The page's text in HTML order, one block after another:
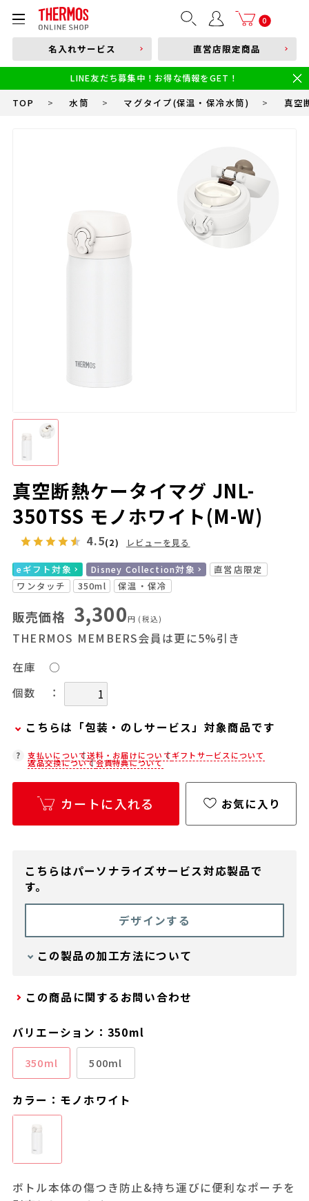
0
部品購入はこちら
本体品番やキーワードを入力
食洗機対応 新製品
幼児・園児向け水筒
小学生 低・中学年向け水筒
小学生 中・高学年向け水筒
名入れサービス 直営店限定商品
LINE友だち募集中！お得な情報をGET！
TOP > 水筒 > マグタイプ(保温・保冷水筒) > 真空
真空断熱ケータイマグ JNL-
350TSS モノホワイト(M-W)
4.5(2) レビューを見る
eギフト対象 Disney Collection対象
直営店限定
ワンタッチ
350ml 保温・保冷
販売価格 3,300円 (税込)
THERMOS MEMBERS会員は更に5%引き
在庫
○
個数
：
こちらは「包装・のしサービス」対象商品です
弊社での包装・のしを希望される場合は、商品を
カートに入れた後に「会員限定のし・ラッピング
い。
バッグを希望される場合は、以下よりご購入をお
願いいたします。
通常商品用ギフト用品(バッグ・紙袋)
支払いについて送料・お届けについてギフトサービスについて
返品交換について会員特典について
カートに入れる お気に入り
こちらはパーソナライズサービス対応製品で
す。
デザインする
この製品の加工方法について
この商品に関するお問い合わせ
バリエーション：350ml
350ml 500ml
カラー：モノホワイト
ボトル本体の傷つき防止&持ち運びに便利なポーチを